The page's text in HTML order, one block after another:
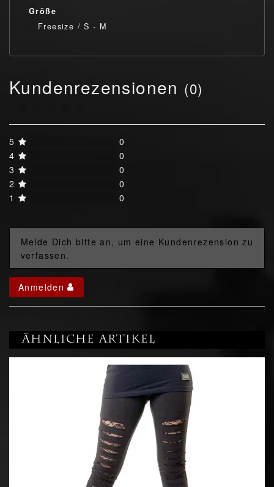
Größe
Freesize / S - M
Kundenrezensionen (0)
5
0
4
0
3
0
2
0
1
0
Melde Dich bitte an, um eine Kundenrezension zu
verfassen.
Anmelden
Ähnliche Artikel